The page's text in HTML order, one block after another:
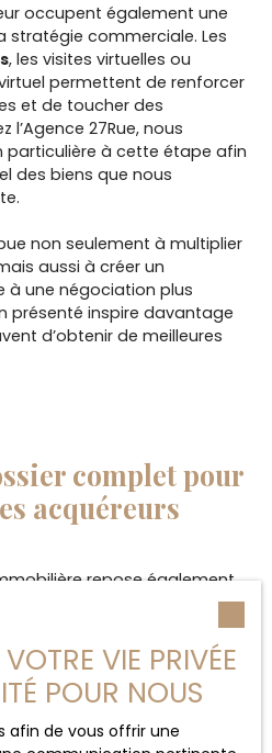
occupent également une
commerciale. Les
, les visites virtuelles ou
permettent de renforcer
et de toucher des
l’Agence 27Rue, nous
à cette étape afin
des biens que nous
non seulement à multiplier
aussi à créer un
à une négociation plus
présenté inspire davantage
d’obtenir de meilleures
complet pour
acquéreurs
repose également
obtenir rapidement
complètes avant de
organisé inspire confiance et
échanges.
obligatoires représentent
VIE PRIVÉE
POUR NOUS
afin de vous offrir une